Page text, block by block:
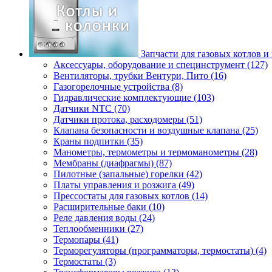
Запчасти для газовых котлов и
Аксессуары, оборудование и специнструмент (127)
Вентиляторы, трубки Вентури, Пито (16)
Газогорелочные устройства (8)
Гидравлические комплектующие (103)
Датчики NTC (70)
Датчики протока, расходомеры (51)
Клапана безопасности и воздушные клапана (25)
Краны подпитки (35)
Манометры, термометры и термоманометры (28)
Мембраны (диафрагмы) (87)
Пилотные (запальные) горелки (42)
Платы управления и розжига (49)
Прессостаты для газовых котлов (14)
Расширительные баки (10)
Реле давления воды (24)
Теплообменники (27)
Термопары (41)
Терморегуляторы (программаторы, термостаты) (4)
Термостаты (3)